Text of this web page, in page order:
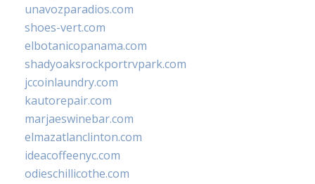
unavozparadios.com
shoes-vert.com
elbotanicopanama.com
shadyoaksrockportrvpark.com
jccoinlaundry.com
kautorepair.com
marjaeswinebar.com
elmazatlanclinton.com
ideacoffeenyc.com
odieschillicothe.com